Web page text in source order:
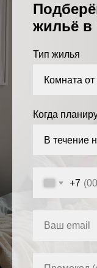
жильё в
Тип жилья
Когда
+7
Ваш email